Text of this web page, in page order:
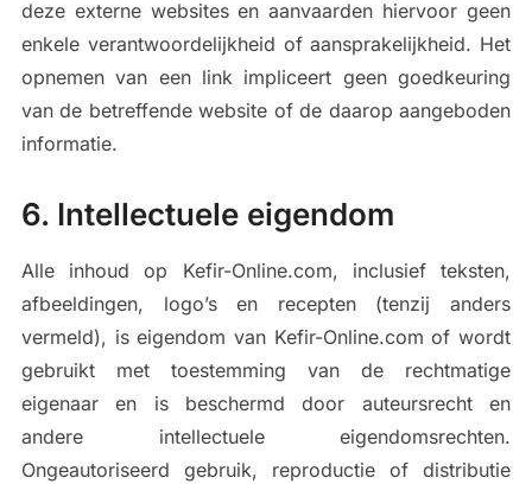
deze externe websites en aanvaarden hiervoor geen
enkele verantwoordelijkheid of aansprakelijkheid. Het
opnemen van een link impliceert geen goedkeuring
van de betreffende website of de daarop aangeboden
informatie.
6. Intellectuele eigendom
Alle inhoud op Kefir-Online.com, inclusief teksten,
afbeeldingen, logo’s en recepten (tenzij anders
vermeld), is eigendom van Kefir-Online.com of wordt
gebruikt met toestemming van de rechtmatige
eigenaar en is beschermd door auteursrecht en
andere intellectuele eigendomsrechten.
Ongeautoriseerd gebruik, reproductie of distributie